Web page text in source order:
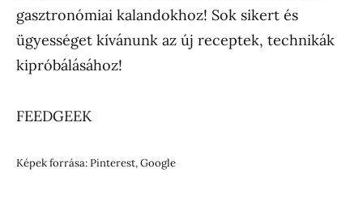
gasztronómiai kalandokhoz! Sok sikert és
ügyességet kívánunk az új receptek, technikák
kipróbálásához!
FEEDGEEK
Képek forrása: Pinterest, Google